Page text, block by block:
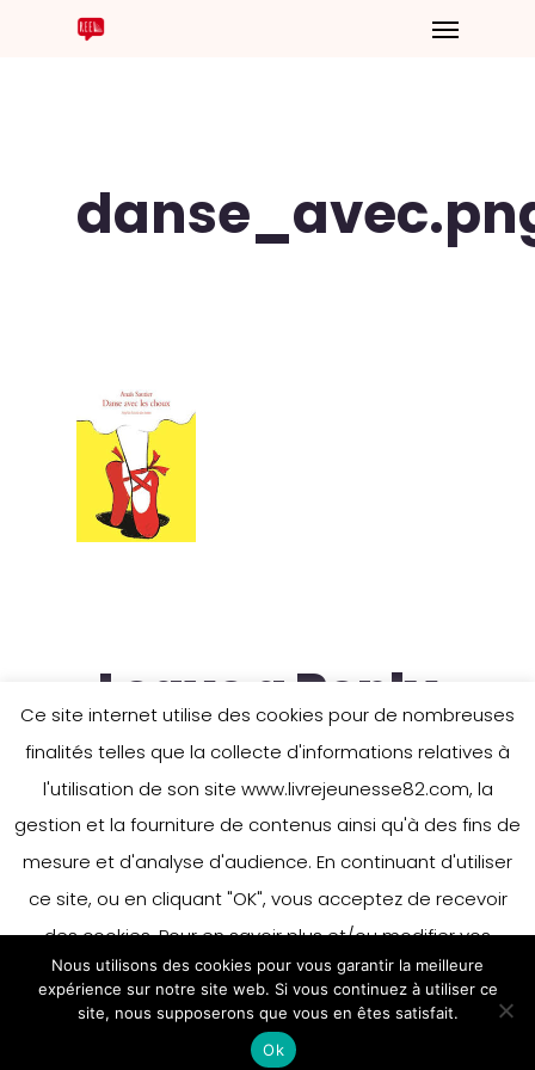
Leave a Reply
You must belogged into post a
comment.
Ce site internet utilise des cookies pour de nombreuses
finalités telles que la collecte d'informations relatives à
l'utilisation de son site www.livrejeunesse82.com, la
gestion et la fourniture de contenus ainsi qu'à des fins de
mesure et d'analyse d'audience. En continuant d'utiliser
ce site, ou en cliquant "OK", vous acceptez de recevoir
des cookies. Pour en savoir plus et/ou modifier vos
préférences en matière de cookies, merci de vous référer
à notre politique sur les cookies.
Accepter
En savoir plus
Nous utilisons des cookies pour vous garantir la meilleure
expérience sur notre site web. Si vous continuez à utiliser ce
site, nous supposerons que vous en êtes satisfait.
Ok